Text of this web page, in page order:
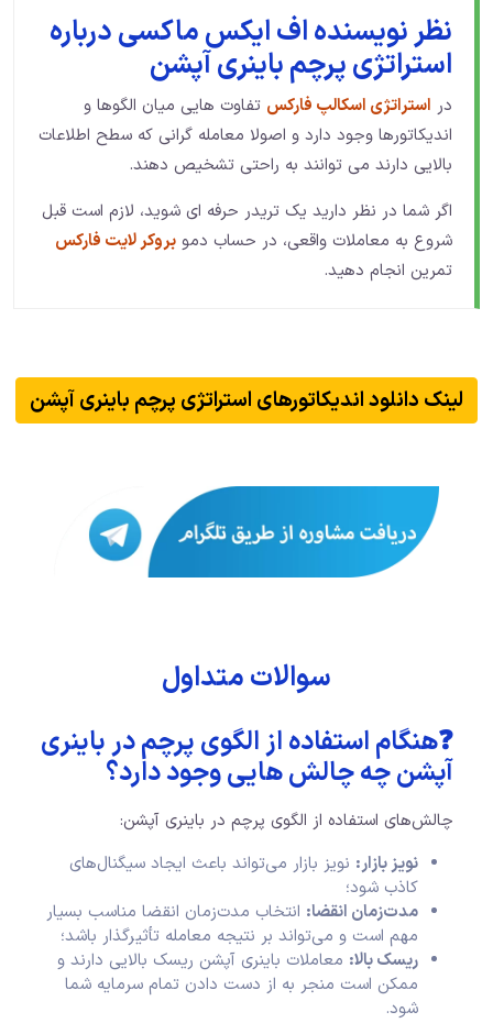
نظر نویسنده اف ایکس ماکسی درباره
استراتژی پرچم باینری آپشن
در استراتژی اسکالپ فارکس تفاوت هایی میان الگوها و
اندیکاتورها وجود دارد و اصولا معامله گرانی که سطح اطلاعات
بالایی دارند می توانند به راحتی تشخیص دهند.
اگر شما در نظر دارید یک تریدر حرفه ای شوید، لازم است قبل
شروع به معاملات واقعی، در حساب دمو بروکر لایت فارکس
تمرین انجام دهید.
لینک دانلود اندیکاتورهای استراتژی پرچم باینری آپشن
سوالات متداول
❓هنگام استفاده از الگوی پرچم در باینری
آپشن چه چالش هایی وجود دارد؟
چالش‌های استفاده از الگوی پرچم در باینری آپشن:
نویز بازار: نویز بازار می‌تواند باعث ایجاد سیگنال‌های
کاذب شود؛
مدت‌زمان انقضا: انتخاب مدت‌زمان انقضا مناسب بسیار
مهم است و می‌تواند بر نتیجه معامله تأثیرگذار باشد؛
ریسک بالا: معاملات باینری آپشن ریسک بالایی دارند و
ممکن است منجر به از دست دادن تمام سرمایه شما
شود.